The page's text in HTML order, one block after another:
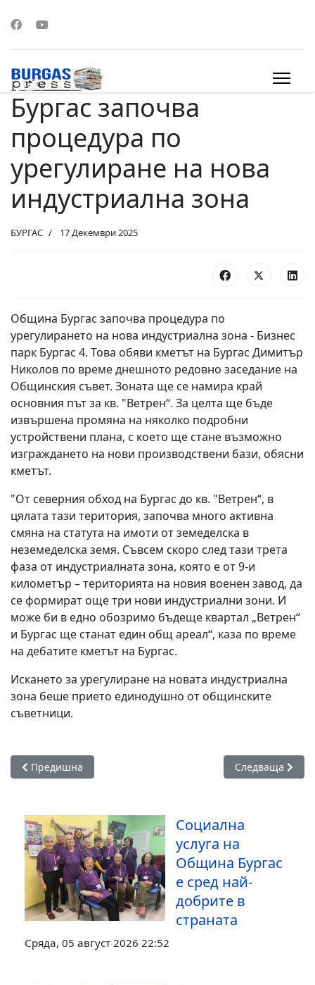
Бургас започва
процедура по
урегулиране на нова
индустриална зона
БУРГАС 17 Декември 2025
Община Бургас започва процедура по
урегулирането на нова индустриална зона - Бизнес
парк Бургас 4. Това обяви кметът на Бургас Димитър
Николов по време днешното редовно заседание на
Общинския съвет. Зоната ще се намира край
основния път за кв. "Ветрен“. За целта ще бъде
извършена промяна на няколко подробни
устройствени плана, с което ще стане възможно
изграждането на нови производствени бази, обясни
кметът.
"От северния обход на Бургас до кв. "Ветрен“, в
цялата тази територия, започва много активна
смяна на статута на имоти от земеделска в
неземеделска земя. Съвсем скоро след тази трета
фаза от индустриалната зона, която е от 9-и
километър – територията на новия военен завод, да
се формират още три нови индустриални зони. И
може би в едно обозримо бъдеще квартал „Ветрен“
и Бургас ще станат един общ ареал“, каза по време
на дебатите кметът на Бургас.
Искането за урегулиране на новата индустриална
зона беше прието единодушно от общинските
съветници.
Предишна статия: Никой не бива да бъде сам на Бъдни
Предишна Следваща
Следваща
Социална
услуга на
Община Бургас
е сред най-
добрите в
страната
Сряда, 05 август 2026 22:52